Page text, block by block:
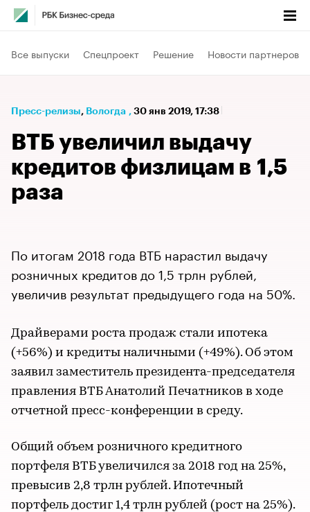
Все выпуски Спецпроект Решение Новости партнеров
Пресс-релизы⁠, Вологда , 30 янв 2019, 17:38
ВТБ увеличил выдачу
кредитов физлицам в 1,5
раза
По итогам 2018 года ВТБ нарастил выдачу
розничных кредитов до 1,5 трлн рублей,
увеличив результат предыдущего года на 50%.
Драйверами роста продаж стали ипотека
(+56%) и кредиты наличными (+49%). Об этом
заявил заместитель президента-председателя
правления ВТБ Анатолий Печатников в ходе
отчетной пресс-конференции в среду.
Общий объем розничного кредитного
портфеля ВТБ увеличился за 2018 год на 25%,
превысив 2,8 трлн рублей. Ипотечный
портфель достиг 1,4 трлн рублей (рост на 25%).